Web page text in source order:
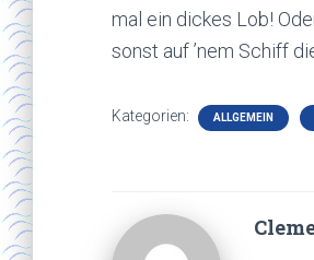
mal ein dickes Lob!
sonst auf ’nem Schiff
Kategorien: ALLGEMEIN